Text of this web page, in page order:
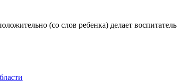
(со слов ребенка) делает воспитатель